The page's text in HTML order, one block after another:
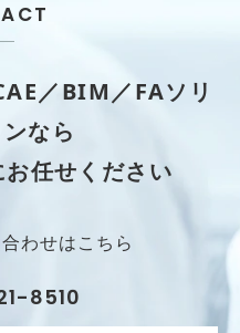
／BIM／FAソリ
なら
任せください
わせはこちら
8510